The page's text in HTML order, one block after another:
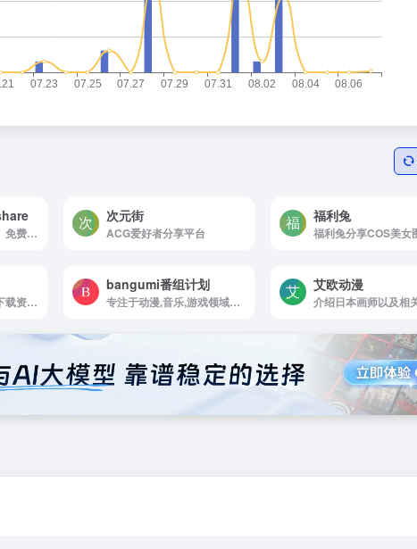
破解游戏、动漫资源、免费小说，分享快乐尽在二次元共享站2cyshare
次元街
ACG爱好者分享平台
福利兔
免费的动漫无损音乐下载资讯站
bangumi番组计划
专注于动漫,音乐,游戏领域的ACG(动画,漫画,游戏)亚文化资料库
艾欧动漫